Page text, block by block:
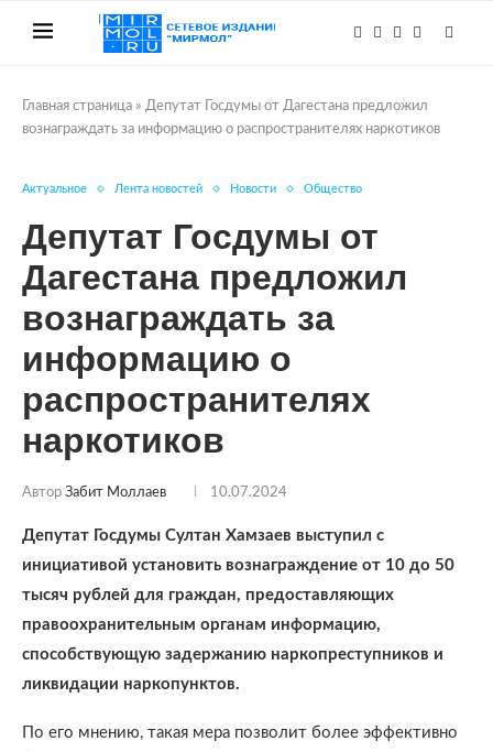
Главная страница » Депутат Госдумы от Дагестана предложил
вознаграждать за информацию о распространителях наркотиков
Актуальное Лента новостей Новости Общество
Депутат Госдумы от
Дагестана предложил
вознаграждать за
информацию о
распространителях
наркотиков
Автор Забит Моллаев 10.07.2024
Депутат Госдумы Султан Хамзаев выступил с
инициативой установить вознаграждение от 10 до 50
тысяч рублей для граждан, предоставляющих
правоохранительным органам информацию,
способствующую задержанию наркопреступников и
ликвидации наркопунктов.
По его мнению, такая мера позволит более эффективно